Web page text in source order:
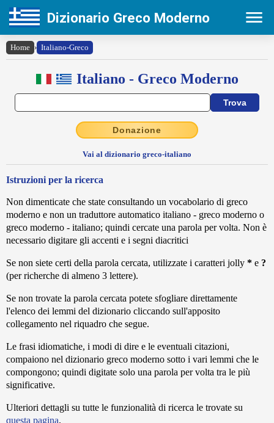
Dizionario Greco Moderno
Home › Italiano-Greco
Italiano - Greco Moderno
Donazione
Vai al dizionario greco-italiano
Istruzioni per la ricerca
Non dimenticate che state consultando un vocabolario di greco
moderno e non un traduttore automatico italiano - greco moderno o
greco moderno - italiano; quindi cercate una parola per volta. Non è
necessario digitare gli accenti e i segni diacritici
Se non siete certi della parola cercata, utilizzate i caratteri jolly * e ?
(per richerche di almeno 3 lettere).
Se non trovate la parola cercata potete sfogliare direttamente
l'elenco dei lemmi del dizionario cliccando sull'apposito
collegamento nel riquadro che segue.
Le frasi idiomatiche, i modi di dire e le eventuali citazioni,
compaiono nel dizionario greco moderno sotto i vari lemmi che le
compongono; quindi digitate solo una parola per volta tra le più
significative.
Ulteriori dettagli su tutte le funzionalità di ricerca le trovate su
questa pagina.